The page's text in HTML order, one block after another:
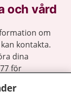
och vård
om
kontakta.
dina
för